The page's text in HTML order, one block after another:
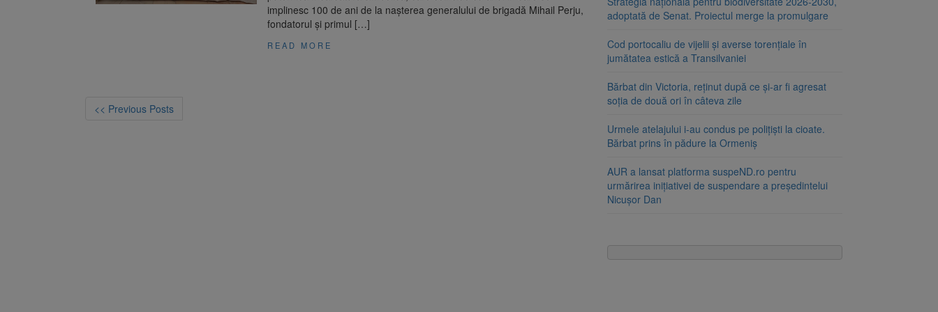
implinesc 100 de ani de la nașterea generalului de brigadă Mihail Perju,
fondatorul și primul […]
READ MORE
<< Previous Posts
adoptată de Senat. Proiectul merge la promulgare
Cod portocaliu de vijelii și averse torențiale în
jumătatea estică a Transilvaniei
Bărbat din Victoria, reținut după ce și-ar fi agresat
soția de două ori în câteva zile
Urmele atelajului i-au condus pe polițiști la cioate.
Bărbat prins în pădure la Ormeniș
AUR a lansat platforma suspeND.ro pentru
urmărirea inițiativei de suspendare a președintelui
Nicușor Dan